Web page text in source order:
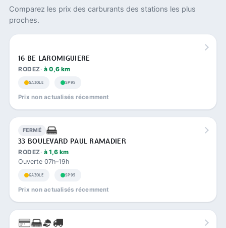
Comparez les prix des carburants des stations les plus
proches.
16 BE LAROMIGUIERE
RODEZ à 0,6 km
GAZOLE SP95
Prix non actualisés récemment
FERMÉ
33 BOULEVARD PAUL RAMADIER
RODEZ à 1,6 km
Ouverte 07h–19h
GAZOLE SP95
Prix non actualisés récemment